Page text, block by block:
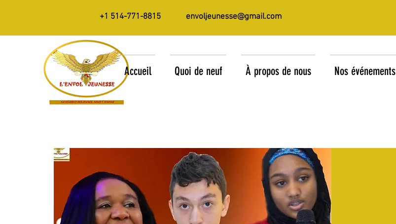
+1 514-771-8815 envoljeunesse@gmail.com
Accueil Quoi de neuf À propos de nous Nos événements